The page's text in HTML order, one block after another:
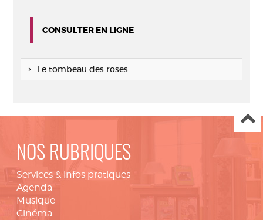
CONSULTER EN LIGNE
Le tombeau des roses
NOS RUBRIQUES
Services & infos pratiques
Agenda
Musique
Cinéma